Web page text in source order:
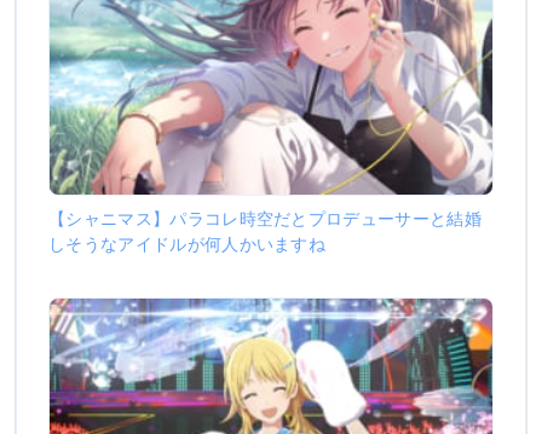
【シャニマス】パラコレ時空だとプロデューサーと結婚
しそうなアイドルが何人かいますね